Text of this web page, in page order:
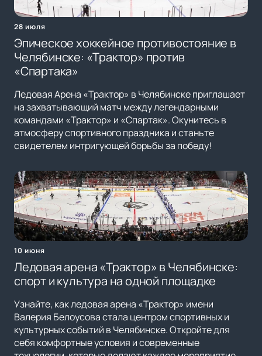
28 июля
Эпическое хоккейное противостояние в
Челябинске: «Трактор» против
«Спартака»
Ледовая Арена «Трактор» в Челябинске приглашает
на захватывающий матч между легендарными
командами «Трактор» и «Спартак». Окунитесь в
атмосферу спортивного праздника и станьте
свидетелем интригующей борьбы за победу!
10 июня
Ледовая арена «Трактор» в Челябинске:
спорт и культура на одной площадке
Узнайте, как ледовая арена «Трактор» имени
Валерия Белоусова стала центром спортивных и
культурных событий в Челябинске. Откройте для
себя комфортные условия и современные